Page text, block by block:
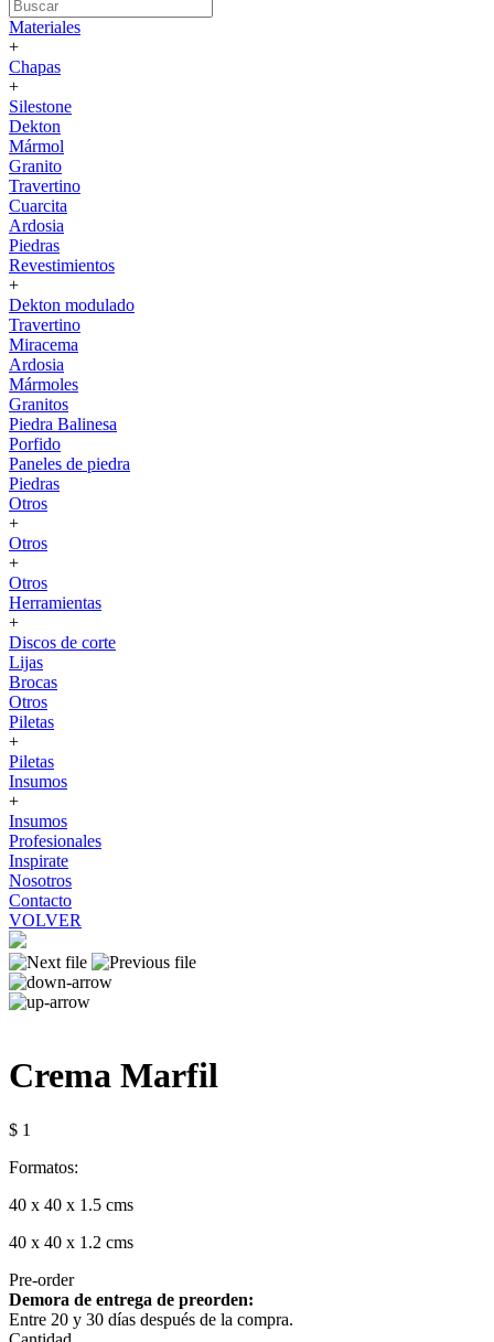
Materiales
+
Chapas
+
Silestone
Dekton
Mármol
Granito
Travertino
Cuarcita
Ardosia
Piedras
Revestimientos
+
Dekton modulado
Travertino
Miracema
Ardosia
Mármoles
Granitos
Piedra Balinesa
Porfido
Paneles de piedra
Piedras
Otros
+
Otros
+
Otros
Herramientas
+
Discos de corte
Lijas
Brocas
Otros
Piletas
+
Piletas
Insumos
+
Insumos
Profesionales
Inspirate
Nosotros
Contacto
VOLVER
Crema Marfil
$ 1
Formatos:
40 x 40 x 1.5 cms
40 x 40 x 1.2 cms
Pre-order
Demora de entrega de preorden:
Entre 20 y 30 días después de la compra.